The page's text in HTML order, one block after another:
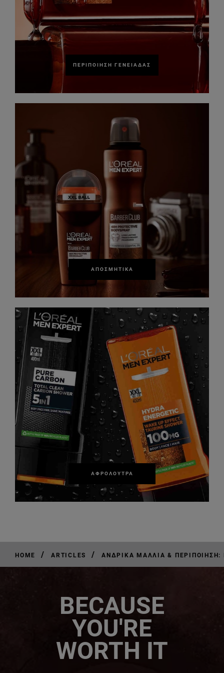
ΠΕΡΙΠΟΊΗΣΗ ΓΕΝΕΙΆΔΑΣ
ΑΠΟΣΜΗΤΙΚΆ
ΑΦΡΌΛΟΥΤΡΑ
HOME / ARTICLES / ΑΝΔΡΙΚΆ ΜΑΛΛΙΆ & ΠΕΡΙΠΟΊΗΣΗ:
BECAUSE
YOU'RE
WORTH IT